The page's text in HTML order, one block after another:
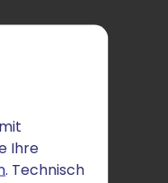
Ihre
. Technisch